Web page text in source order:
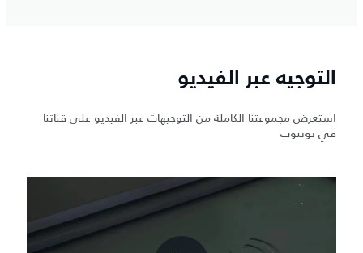
التوجيه عبر الفيديو
استعرض مجموعتنا الكاملة من التوجيهات عبر الفيديو على قناتنا
في يوتيوب